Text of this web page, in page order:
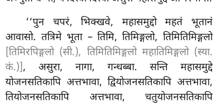
‘‘पुन चपरं, भिक्खवे, महासमुद्दो महतं भूतानं
आवासो. तत्रिमे भूता – तिमि, तिमिङ्गलो, तिमितिमिङ्गलो
[तिमिरपिङ्गलो (सी.), तिमितिमिङ्गलो महातिमिङ्गलो (स्या.
कं.)], असुरा, नागा, गन्धब्बा. सन्ति महासमुद्दे
योजनसतिकापि अत्तभावा, द्वियोजनसतिकापि अत्तभावा,
तियोजनसतिकापि अत्तभावा, चतुयोजनसतिकापि